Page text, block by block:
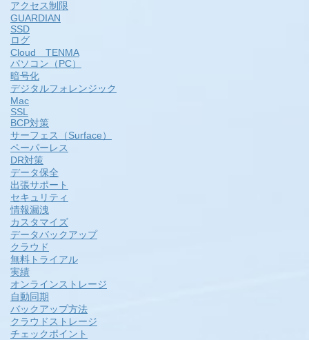
アクセス制限
GUARDIAN
SSD
ログ
Cloud TENMA
パソコン（PC）
暗号化
デジタルフォレンジック
Mac
SSL
BCP対策
サーフェス（Surface）
ペーパーレス
DR対策
データ保全
出張サポート
セキュリティ
情報漏洩
カスタマイズ
データバックアップ
クラウド
無料トライアル
実績
オンラインストレージ
自動同期
バックアップ方法
クラウドストレージ
チェックポイント